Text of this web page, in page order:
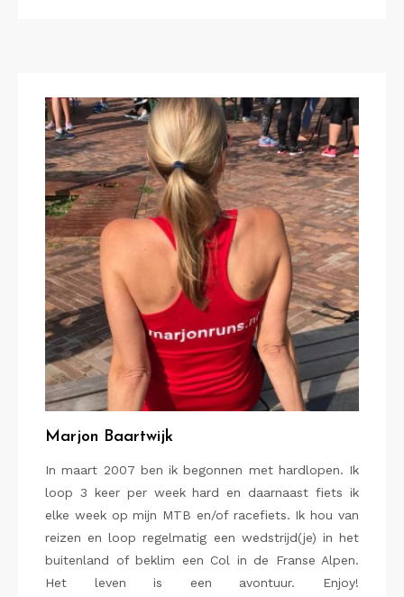
Marjon Baartwijk
In maart 2007 ben ik begonnen met hardlopen. Ik
loop 3 keer per week hard en daarnaast fiets ik
elke week op mijn MTB en/of racefiets. Ik hou van
reizen en loop regelmatig een wedstrijd(je) in het
buitenland of beklim een Col in de Franse Alpen.
Het leven is een avontuur. Enjoy!